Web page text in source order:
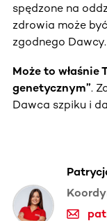
spędzone na
zdrowia może
zgodnego Dawcy.
Może to właśnie
genetycznym”.
Dawca szpiku i